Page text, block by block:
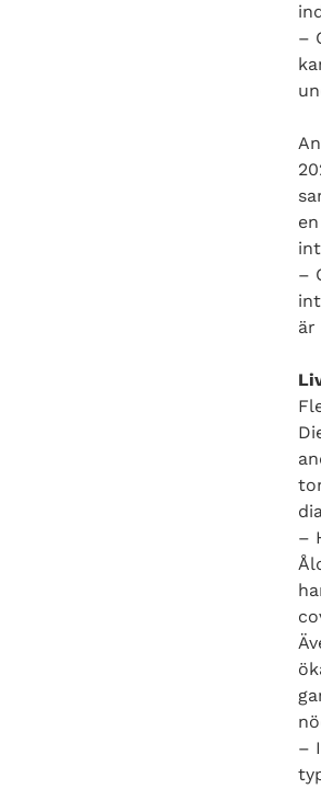
–
–
är
–
–